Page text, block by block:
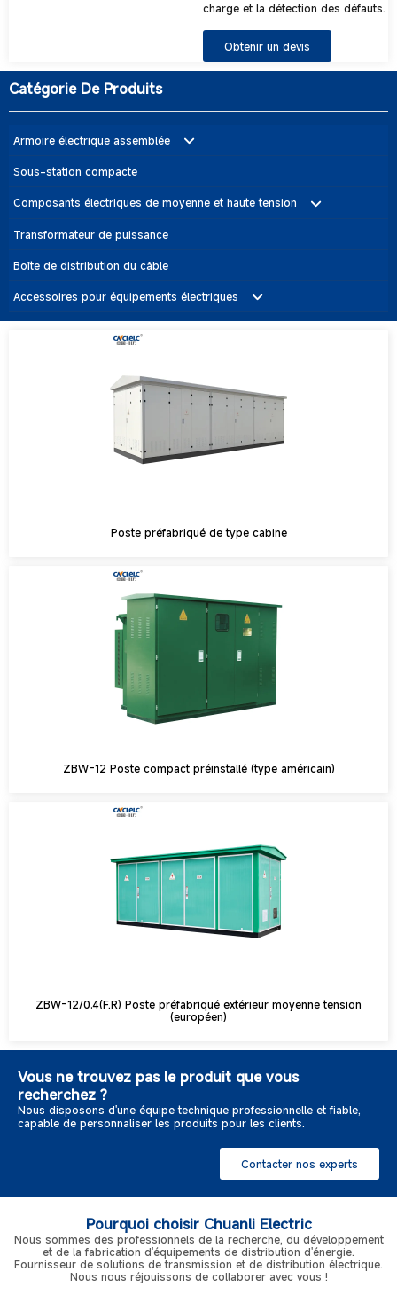
charge et la détection des défauts.
Obtenir un devis
Catégorie De Produits
Armoire électrique assemblée
Armoire de commutation moyenne et haute tension
Unité principale de l'anneau (RMU)
Sous-station compacte
Composants électriques de moyenne et haute tension
Appareils de commutation haute tension pour l'extérieur
Interrupteur d'isolement intérieur
Disjoncteur pour aspirateur extérieur
Interrupteur de mise à la terre intérieur
Transformateur de puissance
Boîte de distribution du câble
Accessoires pour équipements électriques
Parafoudre
Poste préfabriqué de type cabine
ZBW-12 Poste compact préinstallé (type américain)
ZBW-12/0.4(F.R) Poste préfabriqué extérieur moyenne tension
(européen)
Vous ne trouvez pas le produit que vous
recherchez ?
Nous disposons d'une équipe technique professionnelle et fiable,
capable de personnaliser les produits pour les clients.
Contacter nos experts
Pourquoi choisir Chuanli Electric
Nous sommes des professionnels de la recherche, du développement
et de la fabrication d'équipements de distribution d'énergie.
Fournisseur de solutions de transmission et de distribution électrique.
Nous nous réjouissons de collaborer avec vous !